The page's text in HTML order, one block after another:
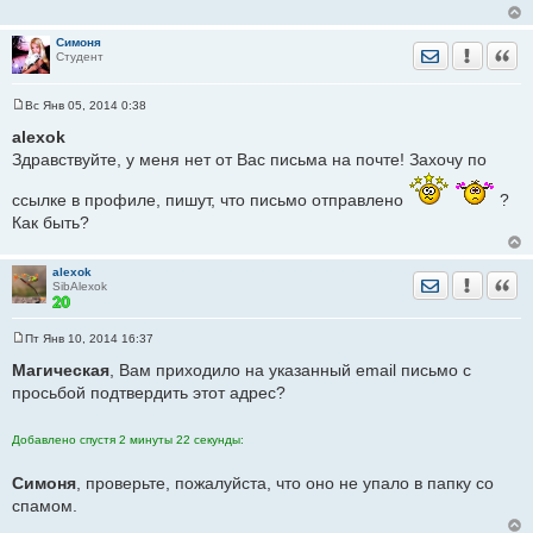
и
е
Симоня
Студент
Отправить
о
б
щ
н
е
Вс Янв 05, 2014 0:38
alexok
Здравствуйте, у меня нет от Вас письма на почте! Захочу по
ссылке в профиле, пишут, что письмо отправлено
?
Как быть?
alexok
SibAlexok
Отправить
о
б
н
Пт Янв 10, 2014 16:37
Магическая , Вам приходило на указанный email письмо с
просьбой подтвердить этот адрес?
Добавлено спустя 2 минуты 22 секунды:
Симоня , проверьте, пожалуйста, что оно не упало в папку со
спамом.